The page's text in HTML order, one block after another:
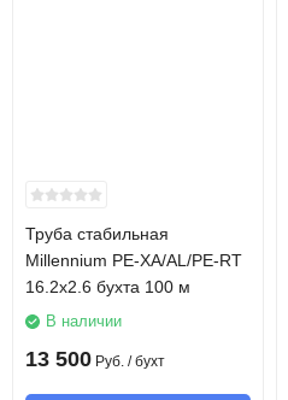
Труба стабильная
Millennium PE-XA/AL/PE-RT
16.2х2.6 бухта 100 м
В наличии
13 500 Руб. / бухт